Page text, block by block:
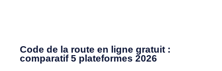
Code de la route en ligne gratuit :
comparatif 5 plateformes 2026